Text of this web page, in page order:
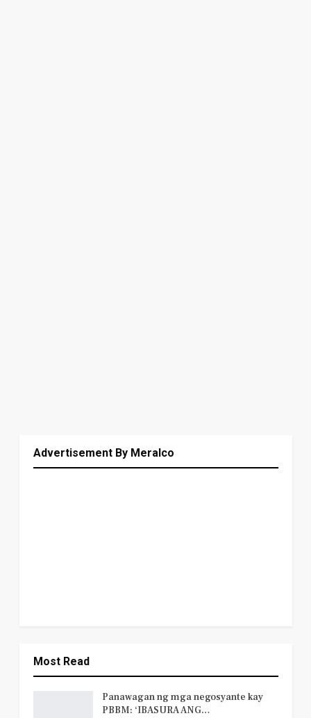
Advertisement By Meralco
Most Read
Panawagan ng mga negosyante kay
PBBM: ‘IBASURA ANG…